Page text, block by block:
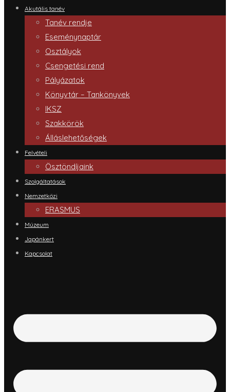
Akutális tanév
Tanév rendje
Eseménynaptár
Osztályok
Csengetési rend
Pályázatok
Könyvtár – Tankönyvek
IKSZ
Szakkörök
Álláslehetőségek
Felvételi
Ösztöndíjaink
Szolgáltatások
Nemzetközi
ERASMUS
Múzeum
Japánkert
Kapcsolat